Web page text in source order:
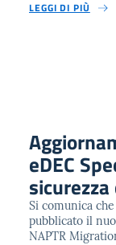
LEGGI DI PIÙ
eDEC
Si comunica
pubblicato il
NAPTR